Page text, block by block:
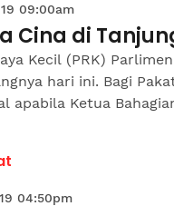
09:00am
Cina di
Kecil (PRK)
hari ini. Bagi
apabila Ketua
04:50pm